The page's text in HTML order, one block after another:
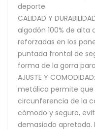
deporte.
CALIDAD Y
algodón 100% de
reforzadas en los
puntada frontal de
forma de la gorra
AJUSTE Y
metálica permite que
circunferencia de la
cómodo y seguro,
demasiado apretada.